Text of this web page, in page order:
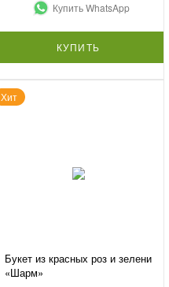
Купить WhatsApp
КУПИТЬ
Хит
Букет из красных роз и зелени
«Шарм»